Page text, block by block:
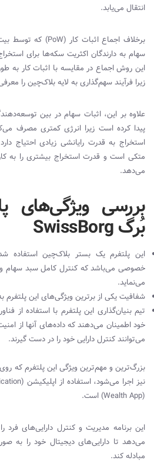
انتقال می‌یابد.
برخلاف اجماع اثبات کار (PoW) که توسط
سهام به دارندگان اکثریت سکه‌ها برای
این روش اجماع در مقایسه با اثبات کار به
زیرا فرآیند سهم‌گذاری به لایه بلاک‌چین را
علاوه بر این، اثبات سهام در بین
پیدا کرده است زیرا انرژی کمتری مصرف
استخراج به قدرت رایانشی زیادی احتیاج
متکی است و قدرت استخراج بیشتری را به
می‌دهد.
بررسی ویژگی‌های
بُرگ SwissBorg
این پلتفرم یک بستر بلاک‌چین استفاده
خصوصی می‌باشد که کنترل کامل سبد سهام و
می‌نماید.
شفافیت یکی از برترین ویژگی‌های این پلتفرم
تیم بنیانگذاری این پلتفرم با استفاده از
خود اطمینان می‌دهند که داده‌های آنها از
می‌توانند کنترل دارایی خود را در دست گیرند.
بزرگ‌ترین و مهم‌ترین ویژگی این پلتفرم که
نیز اجرا می‌شود، استفاده از اپلیکیشن (
(
Wealth App) است.
این برنامه مدیریت و کنترل دارایی‌های فرد
مبادله کند.